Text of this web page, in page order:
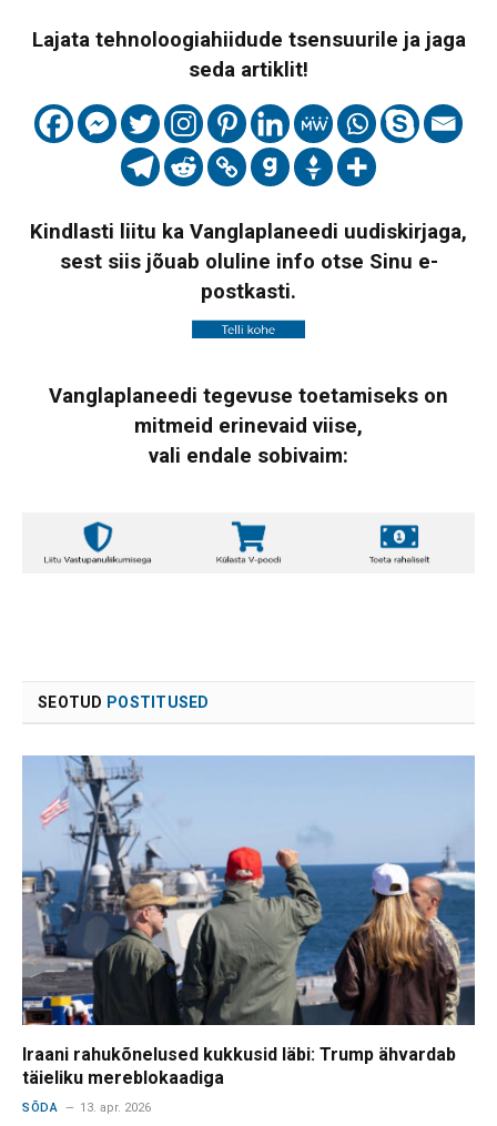
Lajata tehnoloogiahiidude tsensuurile ja jaga
seda artiklit!
Kindlasti liitu ka Vanglaplaneedi uudiskirjaga,
sest siis jõuab oluline info otse Sinu e-
postkasti.
Vanglaplaneedi tegevuse toetamiseks on
mitmeid erinevaid viise,
vali endale sobivaim:
SEOTUD POSTITUSED
Iraani rahukõnelused kukkusid läbi: Trump ähvardab
täieliku mereblokaadiga
SÕDA 13. apr. 2026